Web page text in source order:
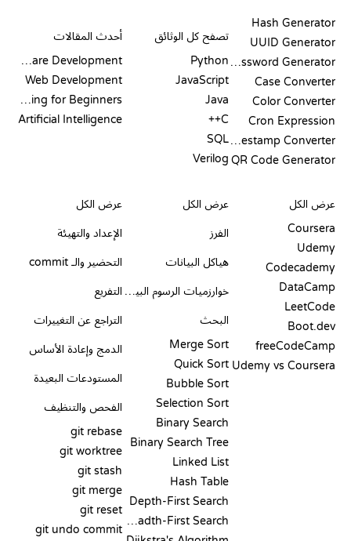
Hash Generator
UUID Generator
Password Generator
Case Converter
Color Converter
Cron Expression
Timestamp Converter
QR Code Generator
تصفح كل الوثائق
Python
JavaScript
Java
C++
SQL
Verilog
أحدث المقالات
Software Development
Web Development
Coding for Beginners
Artificial Intelligence
عرض الكل
Coursera
Udemy
Codecademy
DataCamp
LeetCode
Boot.dev
freeCodeCamp
Udemy vs Coursera
عرض الكل
الفرز
هياكل البيانات
خوارزميات الرسوم البيانية
البحث
Merge Sort
Quick Sort
Bubble Sort
Selection Sort
Binary Search
Binary Search Tree
Linked List
Hash Table
Depth-First Search
Breadth-First Search
عرض الكل
الإعداد والتهيئة
التحضير والـ commit
التفريع
التراجع عن التغييرات
الدمج وإعادة الأساس
المستودعات البعيدة
الفحص والتنظيف
git rebase
git worktree
git stash
git merge
git reset
git undo commit